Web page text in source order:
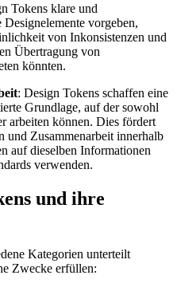
Tokens klare und
vorgeben,
von Inkonsistenzen und
Übertragung von
könnten.
: Design Tokens schaffen eine
Grundlage, auf der sowohl
arbeiten können. Dies fördert
und Zusammenarbeit innerhalb
auf dieselben Informationen
verwenden.
und ihre
Kategorien unterteilt
Zwecke erfüllen: